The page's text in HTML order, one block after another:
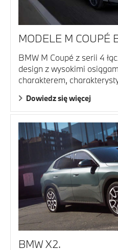
MODELE M COUPÉ
BMW M Coupé z serii 4
design z wysokimi
charakterem,
Dowiedz się więcej
BMW X2.